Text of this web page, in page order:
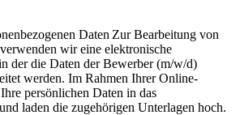
Daten Zur Bearbeitung von
wir eine elektronische
der die Daten der Bewerber (m/w/d)
werden. Im Rahmen Ihrer Online-
persönlichen Daten in das
laden die zugehörigen Unterlagen hoch.